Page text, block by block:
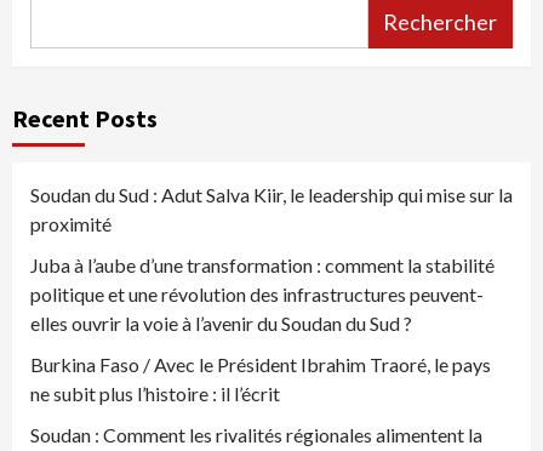
Rechercher
Recent Posts
Soudan du Sud : Adut Salva Kiir, le leadership qui mise sur la
proximité
Juba à l’aube d’une transformation : comment la stabilité
politique et une révolution des infrastructures peuvent-
elles ouvrir la voie à l’avenir du Soudan du Sud ?
Burkina Faso / Avec le Président Ibrahim Traoré, le pays
ne subit plus l’histoire : il l’écrit
Soudan : Comment les rivalités régionales alimentent la